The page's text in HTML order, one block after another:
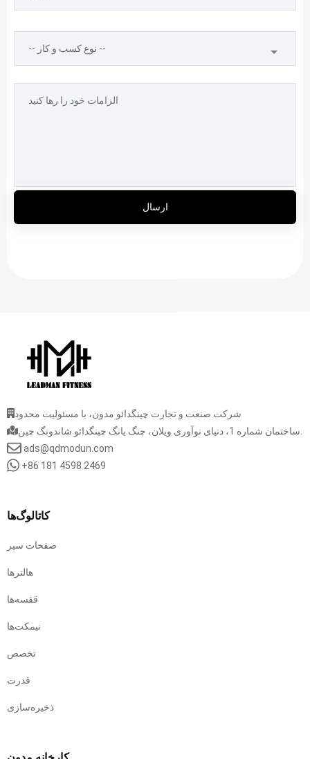
ارسال
شرکت صنعت و تجارت چینگدائو مدون، با مسئولیت محدود
ads@qdmodun.com
+86 181 4598 2469
کاتالوگ‌ها
صفحات سپر
هالترها
قفسه‌ها
نیمکت‌ها
تخصص
قدرت
ذخیره‌سازی